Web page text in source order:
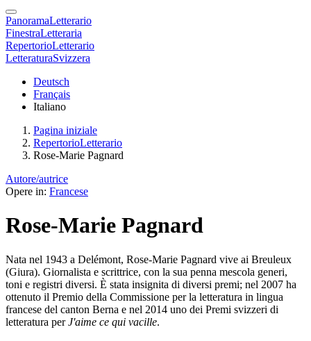
PanoramaLetterario
FinestraLetteraria
RepertorioLetterario
LetteraturaSvizzera
Deutsch
Français
Italiano
Pagina iniziale
RepertorioLetterario
Rose-Marie Pagnard
Autore/autrice
Opere in: Francese
Rose-Marie Pagnard
Nata nel 1943 a Delémont, Rose-Marie Pagnard vive ai Breuleux
(Giura). Giornalista e scrittrice, con la sua penna mescola generi,
toni e registri diversi. È stata insignita di diversi premi; nel 2007 ha
ottenuto il Premio della Commissione per la letteratura in lingua
francese del canton Berna e nel 2014 uno dei Premi svizzeri di
letteratura perJ'aime ce qui vacille.